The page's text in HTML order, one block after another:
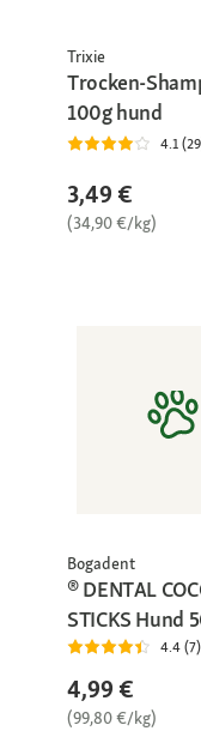
Trixie
Trocken-
100g hund
4.1
3,49 €
(34,90 €/kg)
Bogadent
® DENTAL
STICKS Hund
4.4 (7)
4,99 €
(99,80 €/kg)